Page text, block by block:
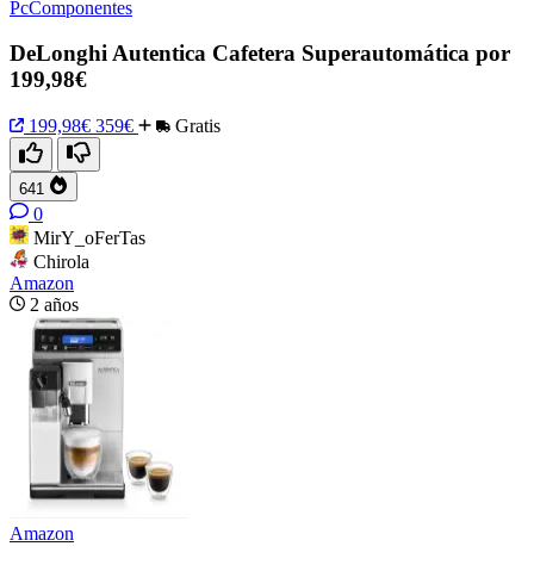
PcComponentes
DeLonghi Autentica Cafetera Superautomática por
199,98€
199,98€ 359€ Gratis
641
0
MirY_oFerTas
Chirola
Amazon
2 años
Amazon